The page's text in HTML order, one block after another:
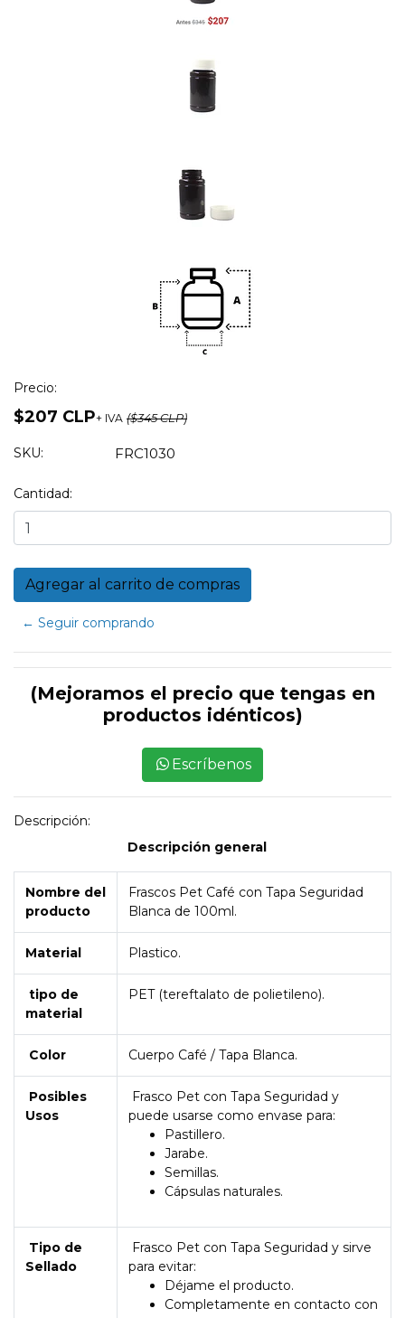
Precio:
$207 CLP+ IVA ($345 CLP)
SKU: FRC1030
Cantidad:
← Seguir comprando
(Mejoramos el precio que tengas en
productos idénticos)
Escríbenos
Descripción:
Descripción general
Nombre del
producto
Frascos Pet Café con Tapa Seguridad
Blanca de 100ml.
Material Plastico.
tipo de
material
PET (tereftalato de polietileno).
Color Cuerpo Café / Tapa Blanca.
Posibles
Usos
Frasco Pet con Tapa Seguridad y
puede usarse como envase para:
Pastillero.
Jarabe.
Semillas.
Cápsulas naturales.
Tipo de
Sellado
Frasco Pet con Tapa Seguridad y sirve
para evitar:
Déjame el producto.
Completamente en contacto con